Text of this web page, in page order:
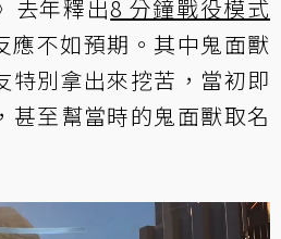
去年釋出8 分鐘戰役模式
應不如預期。其中鬼面獸
特別拿出來挖苦，當初即
甚至幫當時的鬼面獸取名